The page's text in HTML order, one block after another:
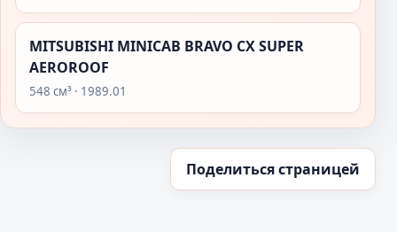
MITSUBISHI MINICAB BRAVO CX SUPER
AEROROOF
548 см³ · 1989.01
Поделиться страницей